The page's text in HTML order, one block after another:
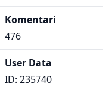
Komentari
476
User Data
ID: 235740